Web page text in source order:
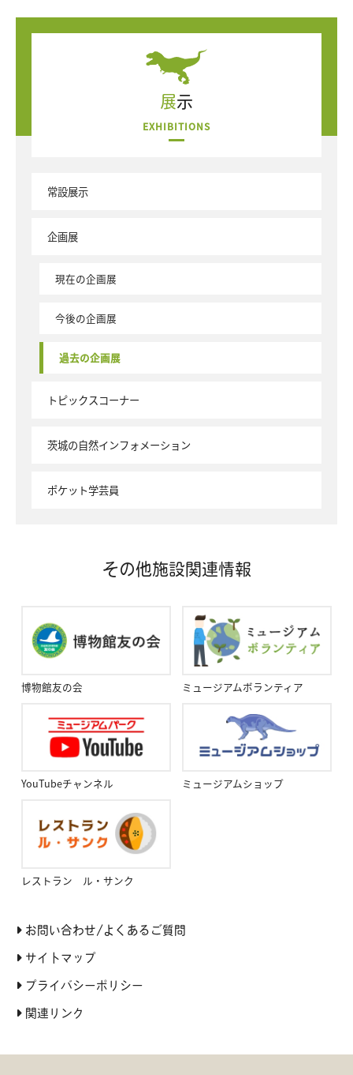
展示
EXHIBITIONS
常設展示
企画展
現在の企画展
今後の企画展
過去の企画展
トピックスコーナー
茨城の自然インフォメーション
ポケット学芸員
その他施設関連情報
博物館友の会 ミュージアムボランティア
YouTubeチャンネル ミュージアムショップ
レストラン ル・サンク
お問い合わせ/よくあるご質問
サイトマップ
プライバシーポリシー
関連リンク